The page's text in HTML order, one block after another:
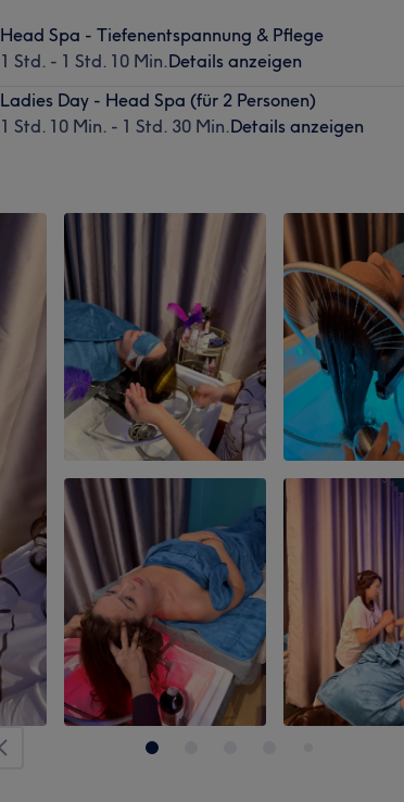
Head Spa - Tiefenentspannung & Pflege
1 Std. - 1 Std. 10 Min.Details anzeigen
Ladies Day - Head Spa (für 2 Personen)
1 Std. 10 Min. - 1 Std. 30 Min.Details anzeigen